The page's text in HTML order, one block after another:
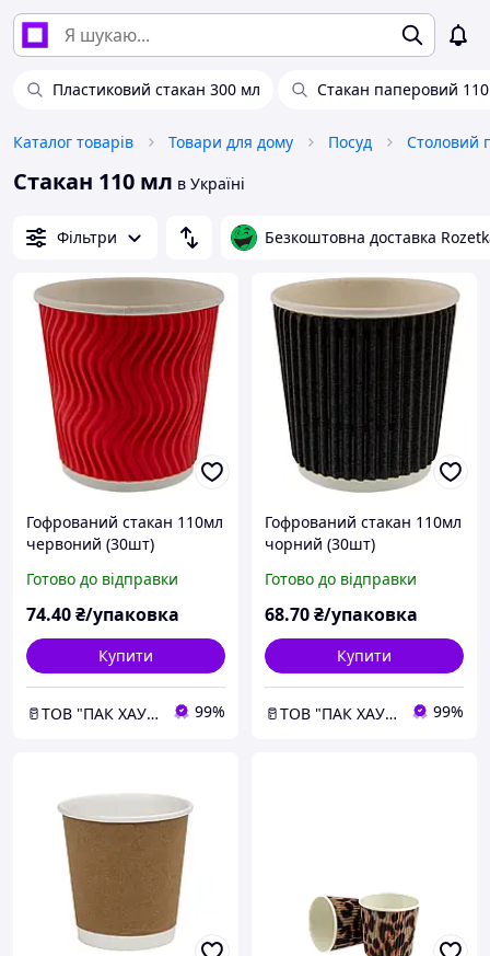
Пластиковий стакан 300 мл Стакан паперовий
Каталог товарів Товари для дому Посуд Столовий
Стакан 110 мл в Україні
Фільтри Безкоштовна доставка
Гофрований стакан 110мл
червоний (30шт)
Готово до відправки
74.40₴/упаковка
Купити
🥛ТОВ "ПАК ХАУС" 99%
Гофрований стакан 110мл
чорний (30шт)
Готово до відправки
68.70₴/упаковка
Купити
🥛ТОВ "ПАК ХАУС" 99%